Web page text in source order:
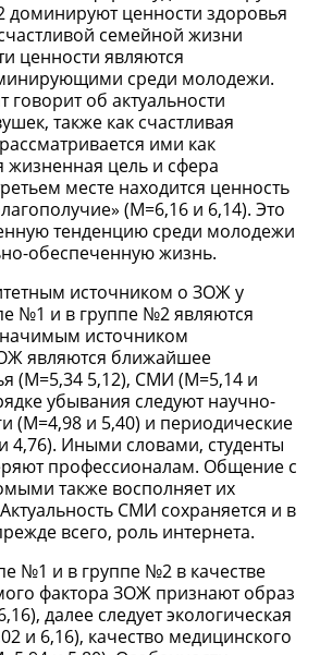
ценности здоровья
семейной жизни
ценности являются
среди молодежи.
говорит об актуальности
также как счастливая
ими как
жизненная цель и сфера
месте находится ценность
(М=6,16 и 6,14). Это
тенденцию среди молодежи
обеспеченную жизнь.
источником о ЗОЖ у
№1 и в группе №2 являются
источником
являются ближайшее
(М=5,34 5,12), СМИ (М=5,14 и
убывания следуют научно-
(М=4,98 и 5,40) и периодические
4,76). Иными словами, студенты
профессионалам. Общение с
также восполняет их
СМИ сохраняется и в
всего, роль интернета.
№1 и в группе №2 в качестве
фактора ЗОЖ признают образ
далее следует экологическая
и 6,16), качество медицинского